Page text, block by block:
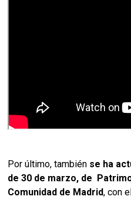
Por último, también se ha
de 30 de marzo, de
Comunidad de Madrid, con